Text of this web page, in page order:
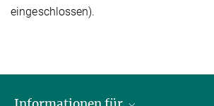
eingeschlossen).